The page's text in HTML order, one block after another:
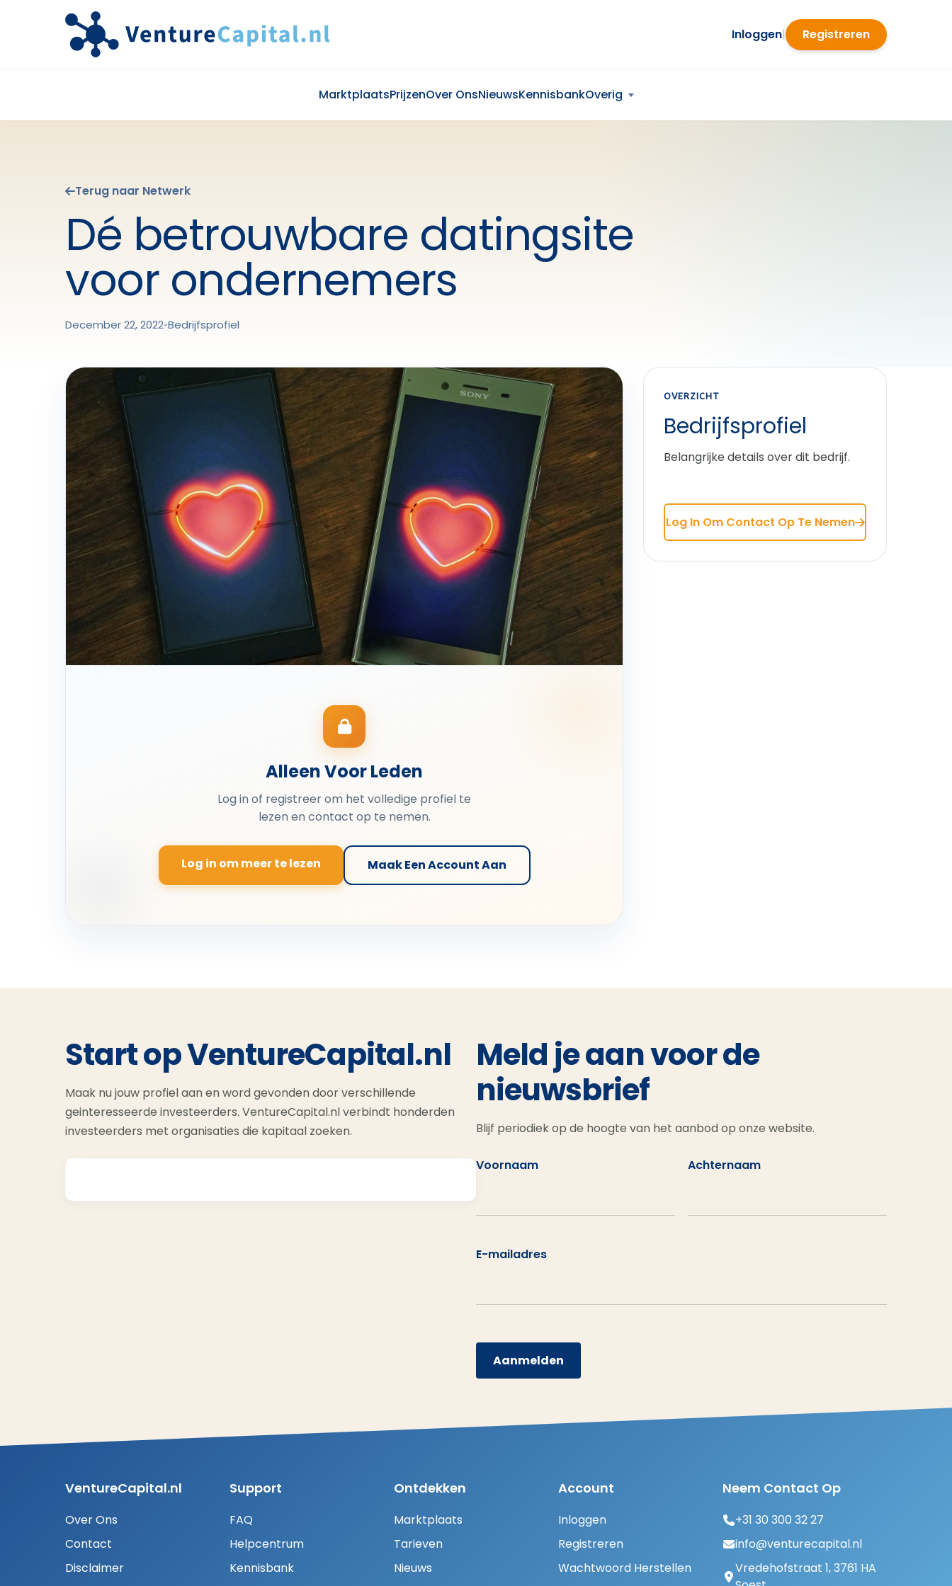
Inloggen| Registreren
MarktplaatsPrijzenOver OnsNieuwsKennisbankOverig
Terug naar Netwerk
Dé betrouwbare datingsite
voor ondernemers
December 22, 2022•Bedrijfsprofiel
Alleen Voor Leden
Log in of registreer om het volledige profiel te
lezen en contact op te nemen.
Log in om meer te lezen Maak Een Account Aan
OVERZICHT
Bedrijfsprofiel
Belangrijke details over dit bedrijf.
Log In Om Contact Op Te Nemen
Start op VentureCapital.nl
Maak nu jouw profiel aan en word gevonden door verschillende
geinteresseerde investeerders. VentureCapital.nl verbindt honderden
investeerders met organisaties die kapitaal zoeken.
Meld je aan voor de
nieuwsbrief
Blijf periodiek op de hoogte van het aanbod op onze website.
Voornaam Achternaam
E-mailadres
Aanmelden
VentureCapital.nl
Over Ons
Contact
Disclaimer
Support
FAQ
Helpcentrum
Kennisbank
Ontdekken
Marktplaats
Tarieven
Nieuws
Account
Inloggen
Registreren
Wachtwoord Herstellen
Neem Contact Op
+31 30 300 32 27
info@venturecapital.nl
Vredehofstraat 1, 3761 HA